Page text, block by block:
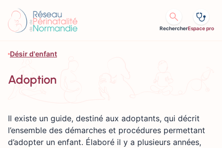
RechercherEspace pro
Désir d'enfant
Adoption
Il existe un guide, destiné aux adoptants, qui décrit
l’ensemble des démarches et procédures permettant
d’adopter un enfant. Élaboré il y a plusieurs années,